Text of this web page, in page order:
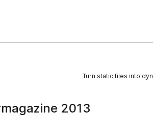
Turn static files into
2013